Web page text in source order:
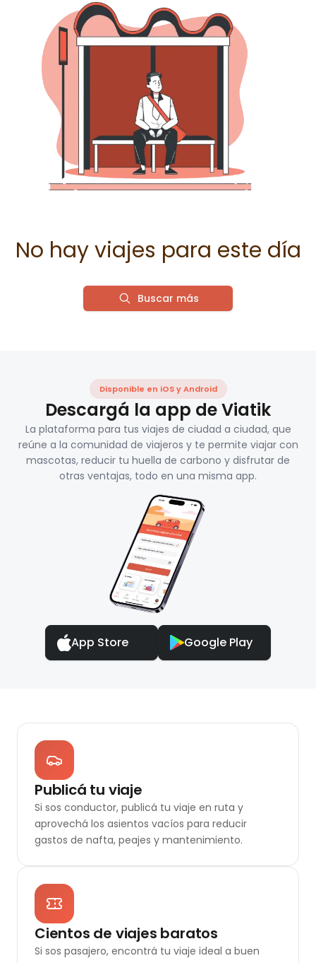
No hay viajes para este día
Buscar más
Disponible en iOS y Android
Descargá la app de Viatik
La plataforma para tus viajes de ciudad a ciudad, que
reúne a la comunidad de viajeros y te permite viajar con
mascotas, reducir tu huella de carbono y disfrutar de
otras ventajas, todo en una misma app.
App Store Google Play
Publicá tu viaje
Si sos conductor, publicá tu viaje en ruta y
aprovechá los asientos vacíos para reducir
gastos de nafta, peajes y mantenimiento.
Cientos de viajes baratos
Si sos pasajero, encontrá tu viaje ideal a buen